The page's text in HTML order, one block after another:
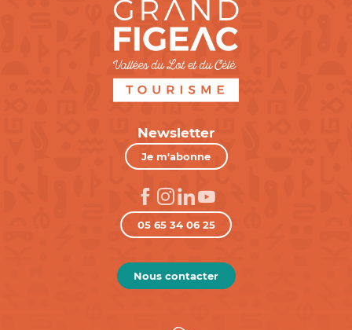
Newsletter
Je m'abonne
05 65 34 06 25
Nous contacter